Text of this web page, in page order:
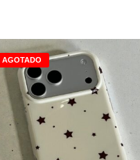
AGOTADO